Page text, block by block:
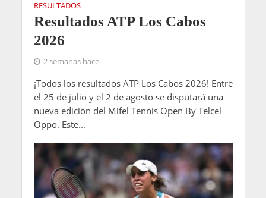
RESULTADOS
Resultados ATP Los Cabos
2026
2 semanas hace
¡Todos los resultados ATP Los Cabos 2026! Entre
el 25 de julio y el 2 de agosto se disputará una
nueva edición del Mifel Tennis Open By Telcel
Oppo. Este...